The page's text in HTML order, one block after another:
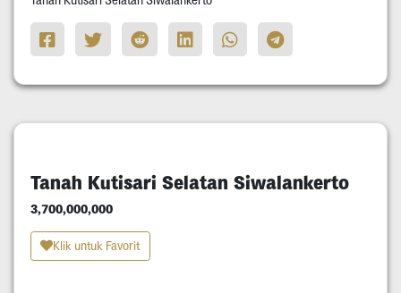
Tanah Kutisari Selatan Siwalankerto
3,700,000,000
Klik untuk Favorit